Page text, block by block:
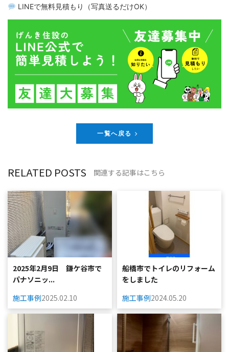
LINEで無料見積もり（写真送るだけOK）
一覧へ戻る
RELATED POSTS 関連する記事はこちら
2025年2月9日 鎌ケ谷市で
パナソニッ...
施工事例2025.02.10
船橋市でトイレのリフォーム
をしました
施工事例2024.05.20